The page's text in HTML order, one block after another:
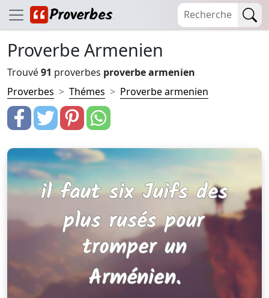
Proverbe Armenien
Trouvé91 proverbes proverbe armenien
Proverbes
Thémes Proverbe armenien